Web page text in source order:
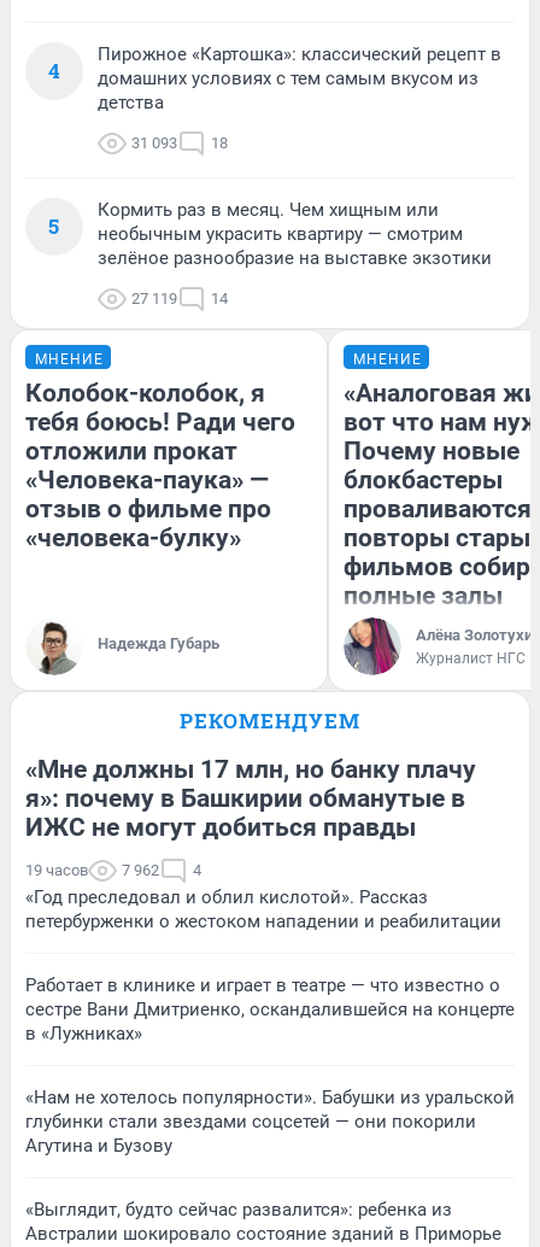
4
Пирожное «Картошка»: классический рецепт в
домашних условиях с тем самым вкусом из
детства
31 093 18
5
Кормить раз в месяц. Чем хищным или
необычным украсить квартиру — смотрим
зелёное разнообразие на выставке экзотики
27 119 14
МНЕНИЕ
Колобок-колобок, я
тебя боюсь! Ради чего
отложили прокат
«Человека-паука» —
отзыв о фильме про
«человека-булку»
Надежда Губарь
МНЕНИЕ
«Аналоговая
вот что нам
Почему новые
блокбастеры
повторы
фильмов
полные залы
Алёна
Журналист НГС
РЕКОМЕНДУЕМ
«Мне должны 17 млн, но банку плачу
я»: почему в Башкирии обманутые в
ИЖС не могут добиться правды
19 часов 7 962 4
«Год преследовал и облил кислотой». Рассказ
петербурженки о жестоком нападении и реабилитации
Работает в клинике и играет в театре — что известно о
сестре Вани Дмитриенко, оскандалившейся на концерте
в «Лужниках»
«Нам не хотелось популярности». Бабушки из уральской
глубинки стали звездами соцсетей — они покорили
Агутина и Бузову
«Выглядит, будто сейчас развалится»: ребенка из
Австралии шокировало состояние зданий в Приморье